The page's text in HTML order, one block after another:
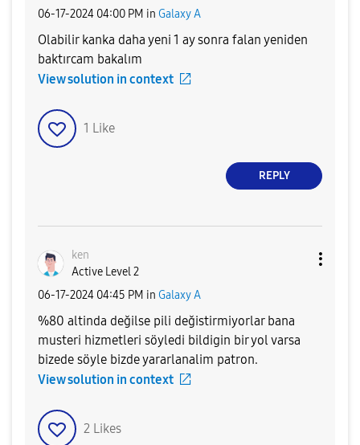
‎06-17-2024 04:00 PM in Galaxy A
Olabilir kanka daha yeni 1 ay sonra falan yeniden
baktırcam bakalım
View solution in context
1 Like
REPLY
ken
Active Level 2
‎06-17-2024 04:45 PM in Galaxy A
%80 altinda değilse pili değistirmiyorlar bana
musteri hizmetleri söyledi bildigin bir yol varsa
bizede söyle bizde yararlanalim patron.
View solution in context
2 Likes